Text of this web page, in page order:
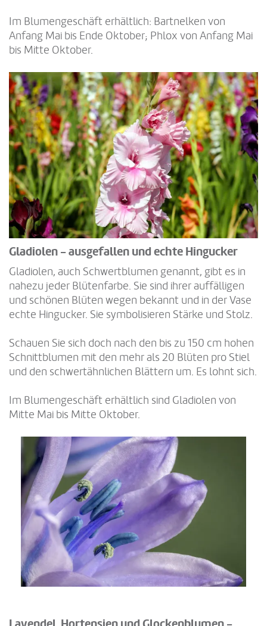
Im Blumengeschäft erhältlich: Bartnelken von
Anfang Mai bis Ende Oktober; Phlox von Anfang Mai
bis Mitte Oktober.
Gladiolen - ausgefallen und echte Hingucker
Gladiolen, auch Schwertblumen genannt, gibt es in
nahezu jeder Blütenfarbe. Sie sind ihrer auffälligen
und schönen Blüten wegen bekannt und in der Vase
echte Hingucker. Sie symbolisieren Stärke und Stolz.
Schauen Sie sich doch nach den bis zu 150 cm hohen
Schnittblumen mit den mehr als 20 Blüten pro Stiel
und den schwertähnlichen Blättern um. Es lohnt sich.
Im Blumengeschäft erhältlich sind Gladiolen von
Mitte Mai bis Mitte Oktober.